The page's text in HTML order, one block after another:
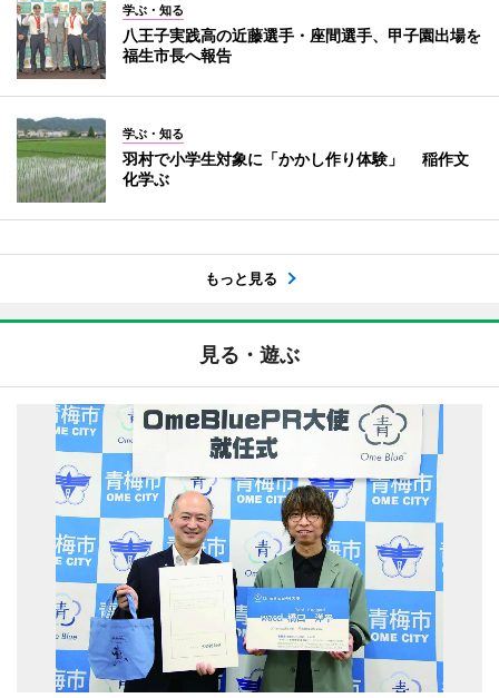
学ぶ・知る
八王子実践高の近藤選手・座間選手、甲子園出場を
福生市長へ報告
学ぶ・知る
羽村で小学生対象に「かかし作り体験」 稲作文
化学ぶ
もっと見る
見る・遊ぶ